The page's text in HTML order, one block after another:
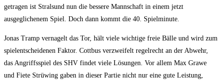
getragen ist Stralsund nun die bessere Mannschaft in einem jetzt
ausgeglichenem Spiel. Doch dann kommt die 40. Spielminute.
Jonas Tramp vernagelt das Tor, hält viele wichtige freie Bälle und wird zum
spielentscheidenen Faktor. Cottbus verzweifelt regelrecht an der Abwehr,
das Angriffsspiel des SHV findet viele Lösungen. Vor allem Max Grawe
und Fiete Strüwing gaben in dieser Partie nicht nur eine gute Leistung,